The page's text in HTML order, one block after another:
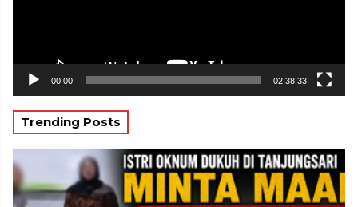
00:00 02:38:33
Trending Posts